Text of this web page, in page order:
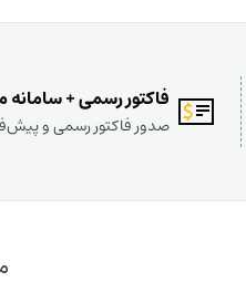
فاکتور رسمی + سامانه
صدور فاکتور رسمی و